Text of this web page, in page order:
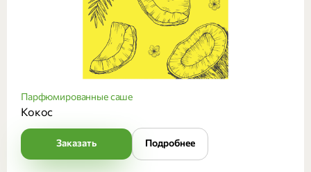
Парфюмированные саше
Кокос
Заказать Подробнее